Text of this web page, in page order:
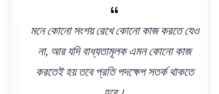
মনে কোনো সংশয় রেখে কোনো কাজ করতে যেও
না, আর যদি বাধ্যতামূলক এমন কোনো কাজ
করতেই হয় তবে প্রতি পদক্ষেপ সতর্ক থাকতে